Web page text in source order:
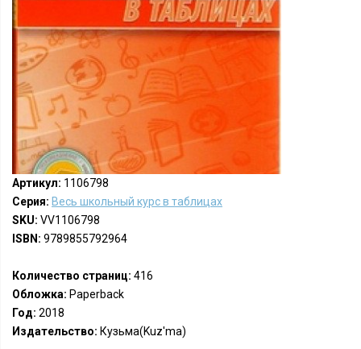
Артикул: 1106798
Серия: Весь школьный курс в таблицах
SKU: VV1106798
ISBN: 9789855792964
Количество страниц: 416
Обложка: Paperback
Год: 2018
Издательство: Кузьма(Kuz'ma)